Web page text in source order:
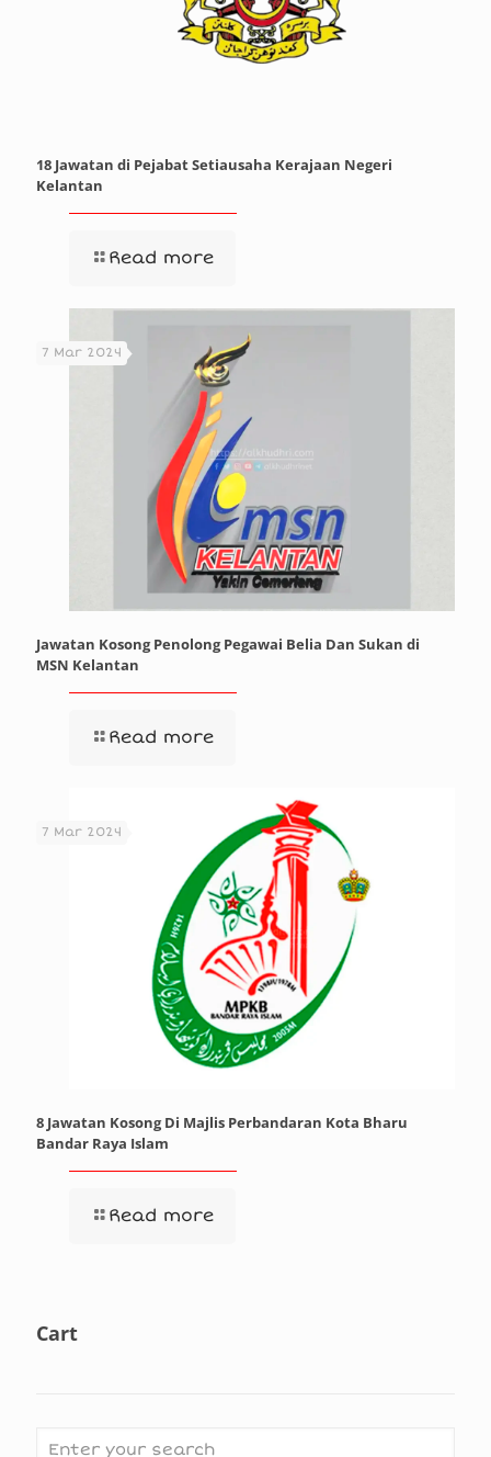
18 Jawatan di Pejabat Setiausaha Kerajaan Negeri
Kelantan
Read more
7 Mar 2024
Jawatan Kosong Penolong Pegawai Belia Dan Sukan di
MSN Kelantan
Read more
7 Mar 2024
8 Jawatan Kosong Di Majlis Perbandaran Kota Bharu
Bandar Raya Islam
Read more
Cart